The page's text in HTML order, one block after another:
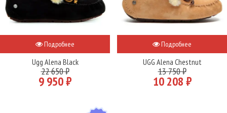
Подробнее
Ugg Alena Black
22 650 ₽
9 950 ₽
Подробнее
UGG Alena Chestnut
13 750 ₽
10 208 ₽
HIT